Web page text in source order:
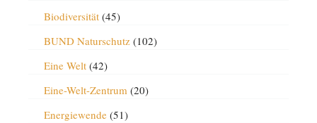
Biodiversität(45)
BUND Naturschutz(102)
Eine Welt(42)
Eine-Welt-Zentrum(20)
Energiewende(51)